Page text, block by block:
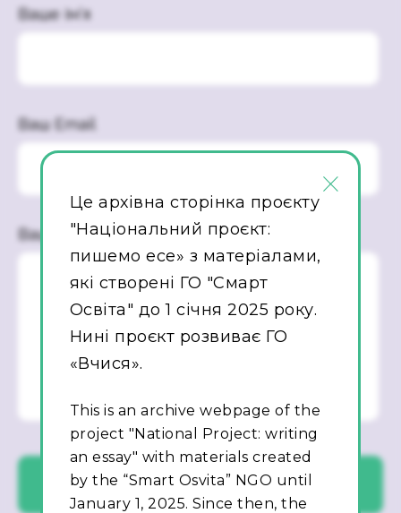
Ваше ім’я
Ваш Email
Ваше повідомлення
×
Це архівна сторінка проєкту
"Національний проєкт:
пишемо есе» з матеріалами,
які створені ГО "Смарт
Освіта" до 1 січня 2025 року.
Нині проєкт розвиває ГО
«Вчися».
This is an archive webpage of the
project "National Project: writing
an essay" with materials created
by the “Smart Osvita” NGO until
January 1, 2025. Since then, the